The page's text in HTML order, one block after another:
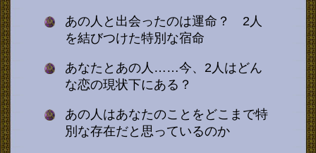
あの人と出会ったのは運命？ 2人
を結びつけた特別な宿命
あなたとあの人……今、2人はどん
な恋の現状下にある？
あの人はあなたのことをどこまで特
別な存在だと思っているのか